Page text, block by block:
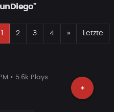
2 3 4 »Nächste
Letzte
+
• 5.6k Plays